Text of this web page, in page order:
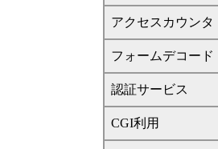
アクセスカウンタ
フォームデコード
認証サービス
CGI利用